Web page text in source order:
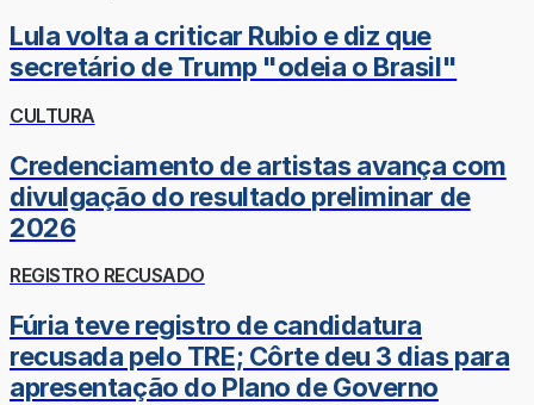
Lula volta a criticar Rubio e diz que
secretário de Trump "odeia o Brasil"
CULTURA
Credenciamento de artistas avança com
divulgação do resultado preliminar de
2026
REGISTRO RECUSADO
Fúria teve registro de candidatura
recusada pelo TRE; Côrte deu 3 dias para
apresentação do Plano de Governo